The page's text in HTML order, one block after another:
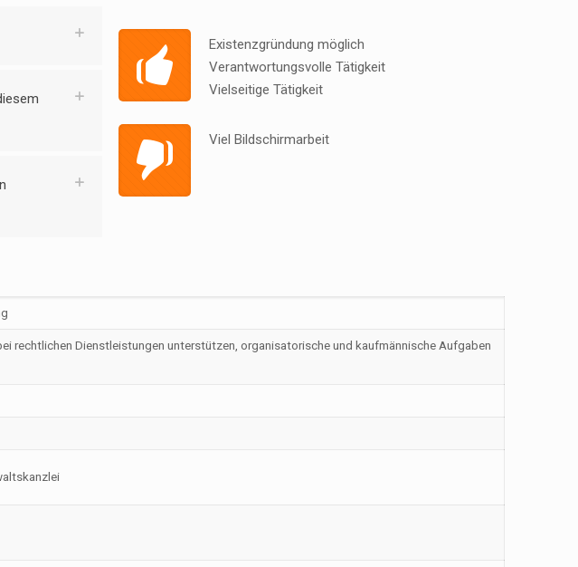
Existenzgründung möglich
Verantwortungsvolle Tätigkeit
Vielseitige Tätigkeit
Viel Bildschirmarbeit
rechtlichen Dienstleistungen unterstützen, organisatorische und kaufmännische Aufgaben